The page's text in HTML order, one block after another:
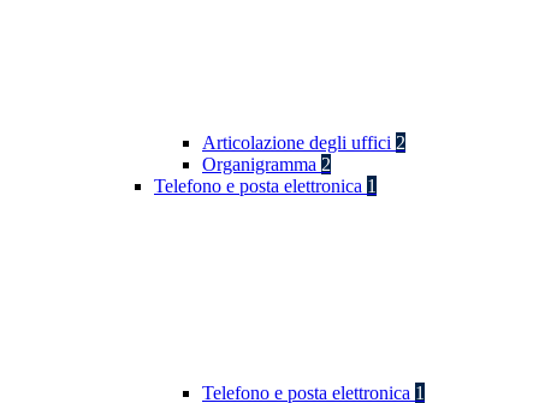
Articolazione degli uffici 2
Organigramma 2
Telefono e posta elettronica 1
Telefono e posta elettronica 1